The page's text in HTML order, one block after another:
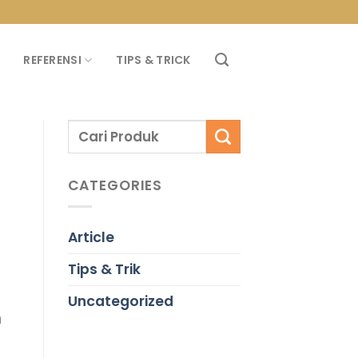
REFERENSI TIPS & TRICK
CATEGORIES
Article
Tips & Trik
Uncategorized